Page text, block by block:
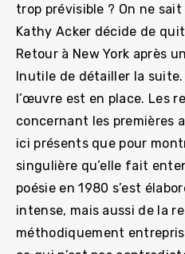
trop prévisible ? On ne
Kathy Acker décide de
Retour à New York après
Inutile de détailler la
l’œuvre est en place. Les
concernant les premières
ici présents que pour
singulière qu’elle fait
poésie en 1980 s’est
intense, mais aussi de la
méthodiquement